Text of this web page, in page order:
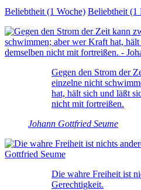
Beliebtheit (1 Woche) Beliebtheit (1
Gegen den Strom der
einzelne nicht
hat, hält sich und läßt
nicht mit fortreißen.
Johann Gottfried Seume
Die wahre Freiheit ist
Gerechtigkeit.